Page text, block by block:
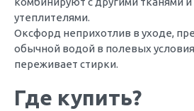
утеплителями.
Оксфорд неприхотлив в уходе,
обычной водой в полевых
переживает стирки.
Где купить?